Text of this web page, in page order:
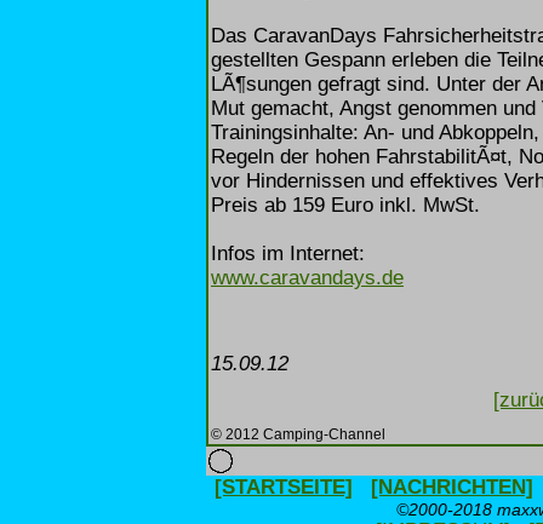
Das CaravanDays
gestellten Gespann erleben die
LÃ¶sungen gefragt sind. Unter der
Mut gemacht, Angst genommen
Trainingsinhalte: An- und
Regeln der hohen FahrstabilitÃ¤t,
vor Hindernissen und effektives
Preis ab 159 Euro inkl. MwSt.
Infos im Internet:
www.caravandays.de
15.09.12
© 2012 Camping-Channel
[STARTSEITE] [NACHRICHTEN]
©2000-2018